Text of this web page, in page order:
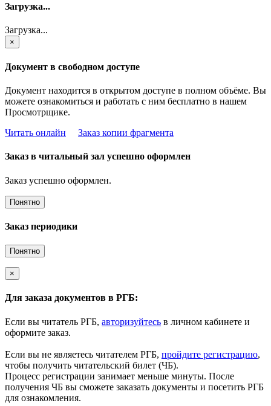
Загрузка...
Загрузка...
×
Документ в свободном доступе
Документ находится в открытом доступе в полном объёме. Вы
можете ознакомиться и работать с ним бесплатно в нашем
Просмотрщике.
Читать онлайн
Заказ копии фрагмента
Заказ в читальный зал успешно оформлен
Заказ успешно оформлен.
Понятно
Заказ периодики
Понятно
×
Для заказа документов в РГБ:
Если вы читатель РГБ, авторизуйтесь в личном кабинете и
оформите заказ.
Если вы не являетесь читателем РГБ, пройдите регистрацию,
чтобы получить читательский билет (ЧБ).
Процесс регистрации занимает меньше минуты. После
получения ЧБ вы сможете заказать документы и посетить РГБ
для ознакомления.